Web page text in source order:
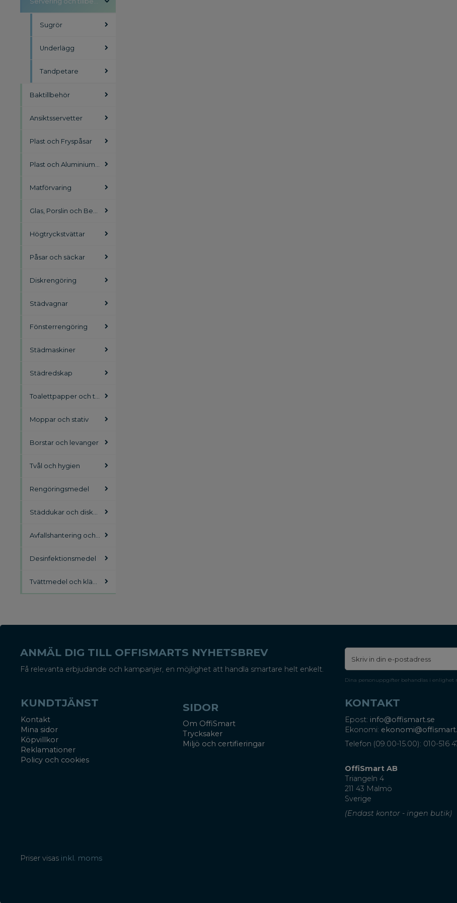
Sugrör
Underlägg
Tandpetare
Baktillbehör
Ansiktsservetter
Plast och Fryspåsar
Plast och Aluminiumfolie
Matförvaring
Glas, Porslin och Bestick
Högtryckstvättar
Påsar och säckar
Diskrengöring
Städvagnar
Fönsterrengöring
Städmaskiner
Städredskap
Toalettpapper och torkpapper
Moppar och stativ
Borstar och levanger
Tvål och hygien
Rengöringsmedel
Städdukar och diskdukar
Avfallshantering och källsortering
Desinfektionsmedel
Tvättmedel och klädvård
ANMÄL DIG TILL OFFISMARTS NYHETSBREV
Få relevanta erbjudande och kampanjer, en möjlighet att handla smartare helt enkelt.
Dina personuppgifter behandlas i enlighet
KUNDTJÄNST
Kontakt
Mina sidor
Köpvillkor
Reklamationer
Policy och cookies
SIDOR
Om OffiSmart
Trycksaker
Miljö och certifieringar
KONTAKT
Epost: info@offismart.se
Ekonomi:
Telefon (09.00-15.00): 010-516
OffiSmart AB
Triangeln 4
211 43 Malmö
Sverige
(Endast kontor - ingen butik)
Priser visas inkl. moms